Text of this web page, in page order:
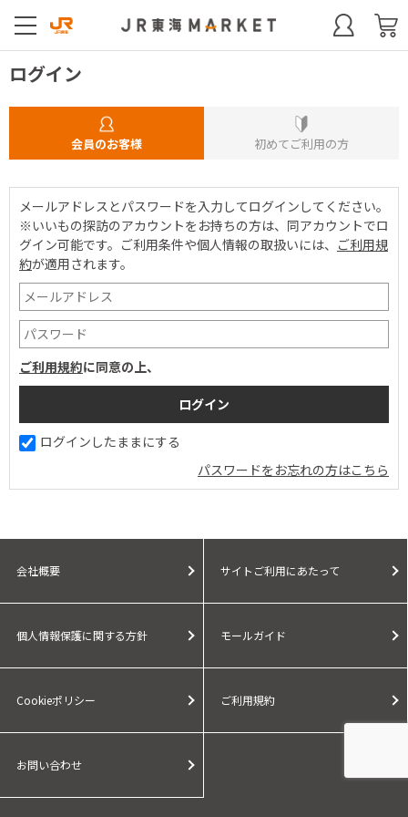
ログイン
会員のお客様 初めてご利用の方
メールアドレスとパスワードを入力してログインしてください。
※いいもの探訪のアカウントをお持ちの方は、同アカウントでロ
グイン可能です。 ご利用条件や個人情報の取扱いには、 ご利用規
約が適用されます。
ご利用規約に同意の上、
ログインしたままにする
パスワードをお忘れの方はこちら
会社概要 サイトご利用にあたって
個人情報保護に関する方針 モールガイド
Cookieポリシー ご利用規約
お問い合わせ